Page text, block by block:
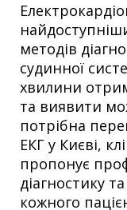
методів
судинної
хвилини
та виявити
потрібна
ЕКГ у Києві,
пропонує
діагностику
кожного